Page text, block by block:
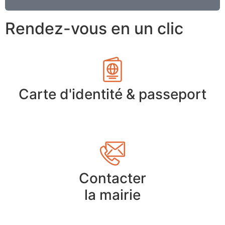
Rendez-vous en un clic
Carte d'identité & passeport
Contacter
la mairie